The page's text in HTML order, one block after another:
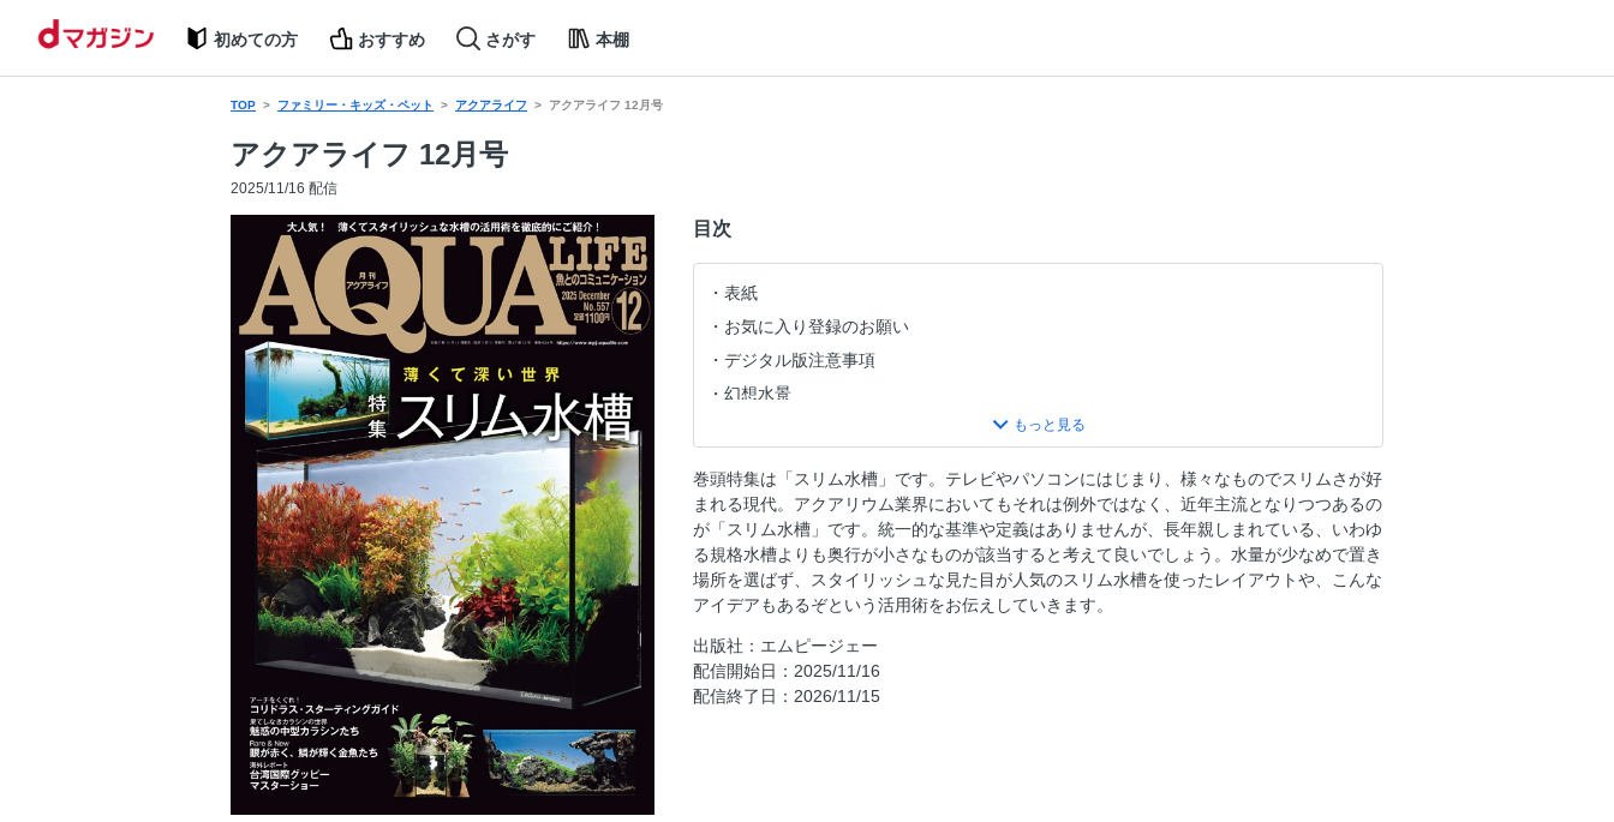
初めての方 おすすめ さがす 本棚
TOP ファミリー・キッズ・ペット アクアライフ アクアライフ 12月号
アクアライフ 12月号
2025/11/16 配信
目次
表紙
お気に入り登録のお願い
デジタル版注意事項
幻想水景
特集 スリム水槽
ネイチャーアクアリウム クリエイターズ
小さな生態系のある暮らし
アクアリウムの水草図鑑
果てしなきカラシンの世界
眼が赤く、鱗が輝く金魚たち
巻頭特集は「スリム水槽」です。テレビやパソコンにはじまり、様々なものでスリムさが好
まれる現代。アクアリウム業界においてもそれは例外ではなく、近年主流となりつつあるの
が「スリム水槽」です。統一的な基準や定義はありませんが、長年親しまれている、いわゆ
る規格水槽よりも奥行が小さなものが該当すると考えて良いでしょう。水量が少なめで置き
場所を選ばず、スタイリッシュな見た目が人気のスリム水槽を使ったレイアウトや、こんな
アイデアもあるぞという活用術をお伝えしていきます。
出版社：エムピージェー
配信開始日：2025/11/16
配信終了日：2026/11/15